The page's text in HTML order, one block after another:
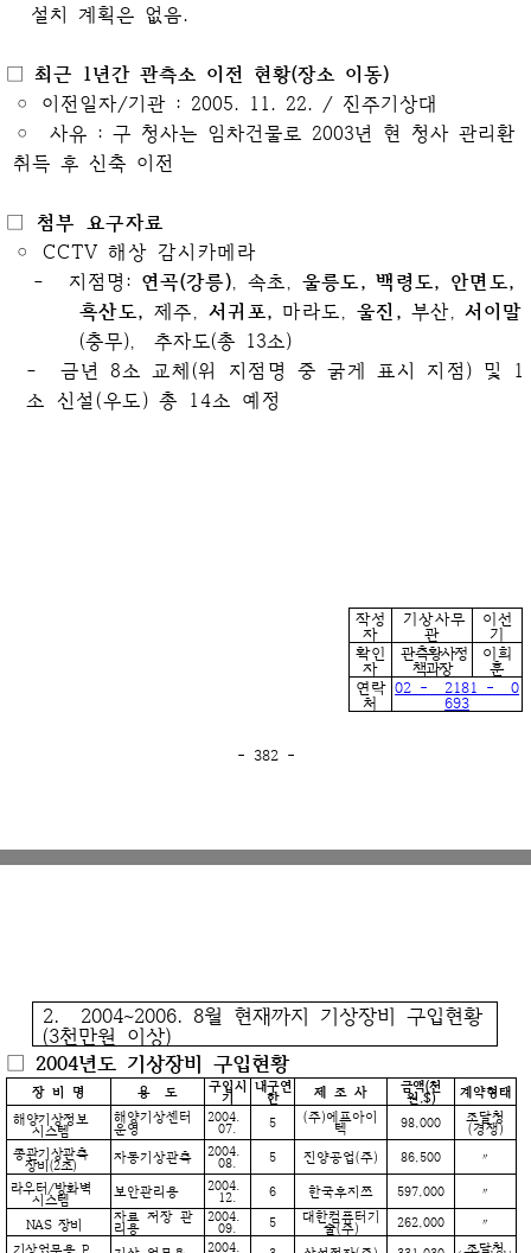
설치 계획은 없음.
□ 최근 1년간 관측소 이전 현황(장소 이동)
◦ 이전일자/기관 : 2005. 11. 22. / 진주기상대
◦ 사유 : 구 청사는 임차건물로 2003년 현 청사 관리환
취득 후 신축 이전
□ 첨부 요구자료
◦ CCTV 해상 감시카메라
- 지점명: 연곡(강릉), 속초, 울릉도, 백령도, 안면도,
흑산도, 제주, 서귀포, 마라도,울진, 부산,서이말
(충무), 추자도(총 13소)
- 금년 8소 교체(위 지점명 중 굵게 표시 지점) 및 1
소 신설(우도) 총 14소 예정
작성
자
기상사무
관
이선
기
확인
자
관측황사정
책과장
이희
훈
연락
처
02 - 2181 - 0
693
- 382 -
2. 2004~2006. 8월 현재까지 기상장비 구입현황
(3천만원 이상)
□ 2004년도 기상장비 구입현황
장 비 명 용 도 구입시
기
내구연
한 제 조 사 금액(천
원,$)
계약형태
해양기상정보
시스템
해양기상센터
운영
2004.
07. 5 (주)에프아이
텍 98,000 조달청
(경쟁)
종관기상관측
장비(2조)
자동기상관측 2004.
08. 5 진양공업(주) 86,500 〃
라우터/방화벽
시스템
보안관리용 2004.
12. 6 한국후지쯔 597,000 〃
NAS 장비
자료 저장 관
리용
2004.
09. 5 대한컴퓨터기
술(주) 262,000
〃
기상업무용 P
2004. 조달청